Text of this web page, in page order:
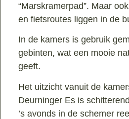
“Marskramerpad”. Maar
en fietsroutes liggen in de
In de kamers is gebruik
gebinten, wat een mooie
geeft.
Het uitzicht vanuit de
Deurninger Es is
’s avonds in de schemer